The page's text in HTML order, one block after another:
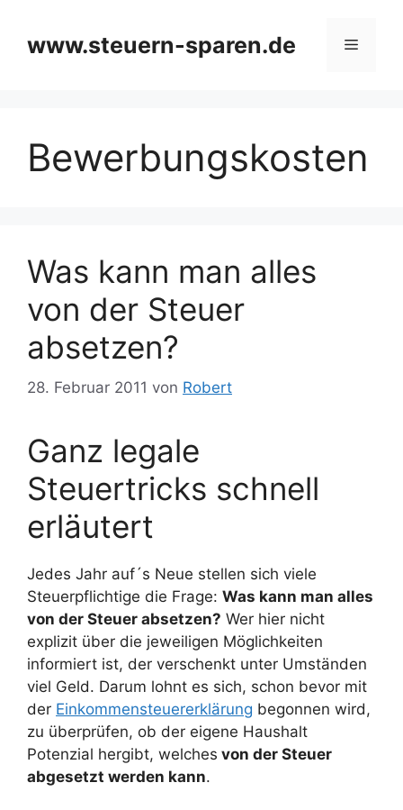
springen
www.steuern-sparen.de Menü
Bewerbungskosten
Was kann man alles
von der Steuer
absetzen?
28. Februar 2011 von Robert
Ganz legale
Steuertricks schnell
erläutert
Jedes Jahr auf´s Neue stellen sich viele
Steuerpflichtige die Frage: Was kann man alles
von der Steuer absetzen? Wer hier nicht
explizit über die jeweiligen Möglichkeiten
informiert ist, der verschenkt unter Umständen
viel Geld. Darum lohnt es sich, schon bevor mit
der Einkommensteuererklärung begonnen wird,
zu überprüfen, ob der eigene Haushalt
Potenzial hergibt, welches von der Steuer
abgesetzt werden kann.